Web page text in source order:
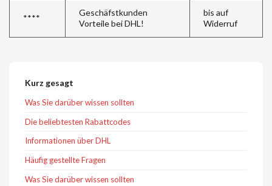
****
Geschäfstkunden
Vorteile bei DHL!
bis auf
Widerruf
Kurz gesagt
Was Sie darüber wissen sollten
Die beliebtesten Rabattcodes
Informationen über DHL
Häufig gestellte Fragen
Was Sie darüber wissen sollten